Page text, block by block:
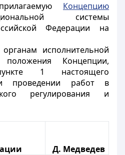
Концепцию
системы
Федерации на
исполнительной
положения Концепции,
1 настоящего
проведении работ в
регулирования и
Д. Медведев